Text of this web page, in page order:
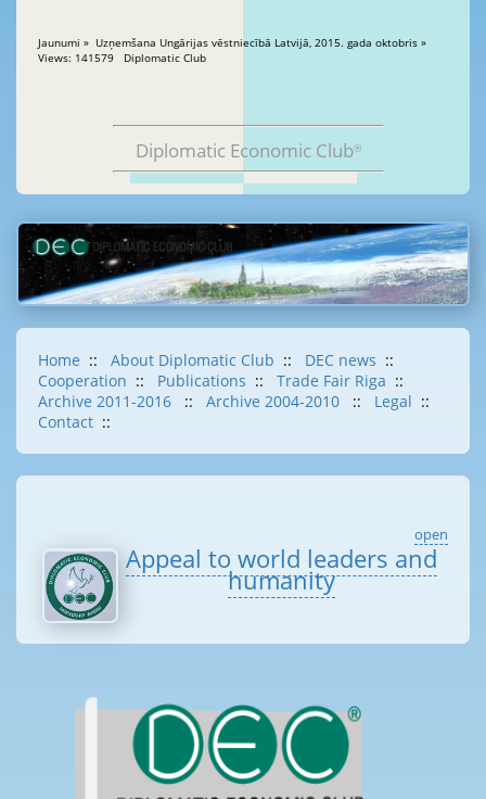
Jaunumi » Uzņemšana Ungārijas vēstniecībā Latvijā, 2015. gada oktobris »
Views: 141579 Diplomatic Club
Diplomatic Economic Club®
Home :: About Diplomatic Club :: DEC news ::
Cooperation :: Publications :: Trade Fair Riga ::
Archive 2011-2016
:: Archive 2004-2010 :: Legal ::
Contact ::
open
Appeal to world leaders and
humanity